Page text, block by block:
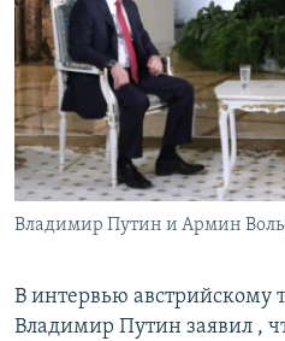
РАСПИСАНИЕ ВЕЩАНИЯ
ПОДПИШИТЕСЬ НА
СОЦИАЛЬНЫЕ СЕТИ
Все сайты РСЕ/РС
Владимир Путин и Армин
В интервью австрийскому
Владимир Путин заявил ,